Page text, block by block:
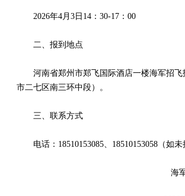
2026年4月3日14：30-17：00
二、报到地点
河南省郑州市郑飞国际酒店一楼海军招飞
市二七区南三环中段）。
三、联系方式
电话：18510153085、18510153058（如未
海军招飞